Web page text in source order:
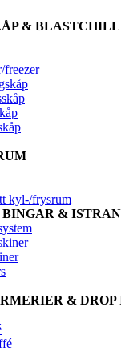
&
freezer
kyl-/frysrum
&
& DROP